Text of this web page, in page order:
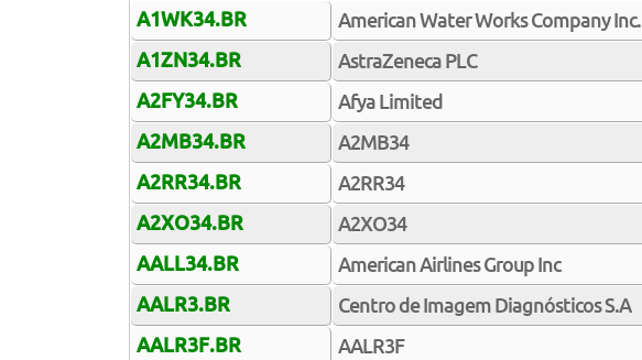
A1WK34.BR
American Water Works Company Inc.
A1ZN34.BR
AstraZeneca PLC
A2FY34.BR
Afya Limited
A2MB34.BR
A2MB34
A2RR34.BR
A2RR34
A2XO34.BR
A2XO34
AALL34.BR
American Airlines Group Inc
AALR3.BR
Centro de Imagem Diagnósticos S.A
AALR3F.BR
AALR3F